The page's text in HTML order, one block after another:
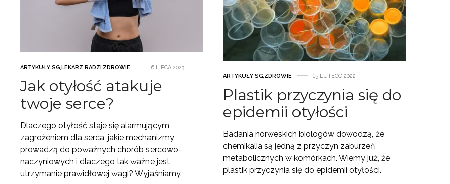
ARTYKUŁY SG,LEKARZ RADZI ,ZDROWIE 6 LIPCA 2023
Jak otyłość atakuje
twoje serce?
Dlaczego otyłość staje się alarmującym
zagrożeniem dla serca, jakie mechanizmy
prowadzą do poważnych chorób sercowo-
naczyniowych i dlaczego tak ważne jest
utrzymanie prawidłowej wagi? Wyjaśniamy.
ARTYKUŁY SG ZDROWIE 15 LUTEGO 2022
Plastik przyczynia się do
epidemii otyłości
Badania norweskich biologów dowodzą, że
chemikalia są jedną z przyczyn zaburzeń
metabolicznych w komórkach. Wiemy już, że
plastik przyczynia się do epidemii otyłości.